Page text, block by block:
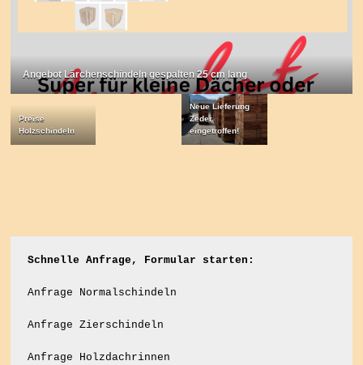
Angebot Lärchenschindeln gespalten 25 cm lang
Preise
Holzschindeln
Neue Lieferung
Zeder
eingetroffen!
Schnelle Anfrage, Formular starten:
Anfrage Normalschindeln
Anfrage Zierschindeln
Anfrage Holzdachrinnen